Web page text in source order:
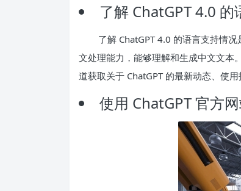
了解 ChatGPT 4.0 的
了解 ChatGPT 4.0 的语言支持情
文处理能力，能够理解和生成中文文本
道获取关于 ChatGPT 的最新动态、使用
使用 ChatGPT 官方